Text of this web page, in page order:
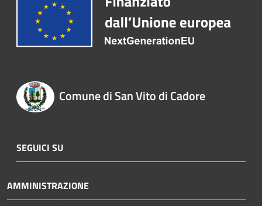
Comune di San Vito di Cadore
SEGUICI SU
AMMINISTRAZIONE